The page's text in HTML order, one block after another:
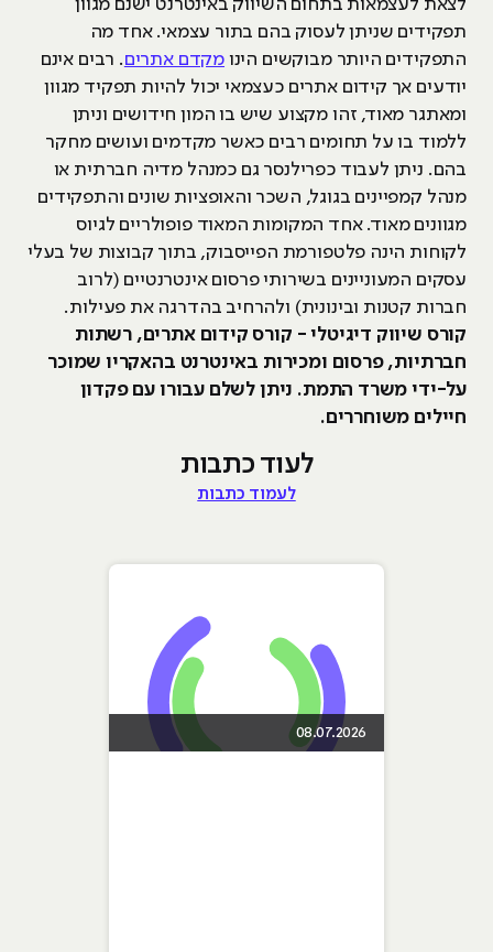
לצאת לעצמאות בתחום השיווק באינטרנט ישנם מגוון
תפקידים שניתן לעסוק בהם בתור עצמאי. אחד מה
התפקידים היותר מבוקשים הינו מקדם אתרים. רבים אינם
יודעים אך קידום אתרים כעצמאי יכול להיות תפקיד מגוון
ומאתגר מאוד, זהו מקצוע שיש בו המון חידושים וניתן
ללמוד בו על תחומים רבים כאשר מקדמים ועושים מחקר
בהם. ניתן לעבוד כפרילנסר גם כמנהל מדיה חברתית או
מנהל קמפיינים בגוגל, השכר והאופציות שונים והתפקידים
מגוונים מאוד. אחד המקומות המאוד פופולריים לגיוס
לקוחות הינה פלטפורמת הפייסבוק, בתוך קבוצות של בעלי
עסקים המעוניינים בשירותי פרסום אינטרנטיים (לרוב
חברות קטנות ובינונית) ולהרחיב בהדרגה את פעילות.
קורס שיווק דיגיטלי - קורס קידום אתרים, רשתות
חברתיות, פרסום ומכירות באינטרנט בהאקריו שמוכר
על-ידי משרד התמת. ניתן לשלם עבורו עם פקדון
חיילים משוחררים.
לעוד כתבות
לעמוד כתבות
08.07.2026